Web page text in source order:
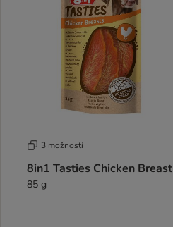
3 možností
8in1 Tasties Chicken Breast
85 g